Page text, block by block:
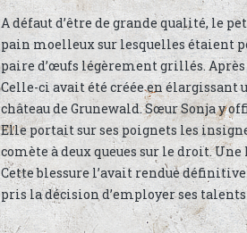
A défaut d’être de grande qualité, le
pain moelleux sur lesquelles étaient
paire d’œufs légèrement grillés.
Celle-ci avait été créée en élargissant
château de Grunewald. Sœur Sonja y
Elle portait sur ses poignets les
comète à deux queues sur le droit.
Cette blessure l’avait rendue
pris la décision d’employer ses